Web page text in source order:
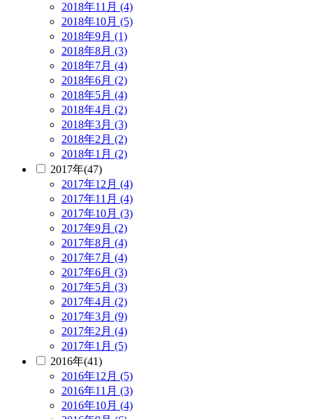
2018年11月 (4)
2018年10月 (5)
2018年9月 (1)
2018年8月 (3)
2018年7月 (4)
2018年6月 (2)
2018年5月 (4)
2018年4月 (2)
2018年3月 (3)
2018年2月 (2)
2018年1月 (2)
2017年(47)
2017年12月 (4)
2017年11月 (4)
2017年10月 (3)
2017年9月 (2)
2017年8月 (4)
2017年7月 (4)
2017年6月 (3)
2017年5月 (3)
2017年4月 (2)
2017年3月 (9)
2017年2月 (4)
2017年1月 (5)
2016年(41)
2016年12月 (5)
2016年11月 (3)
2016年10月 (4)